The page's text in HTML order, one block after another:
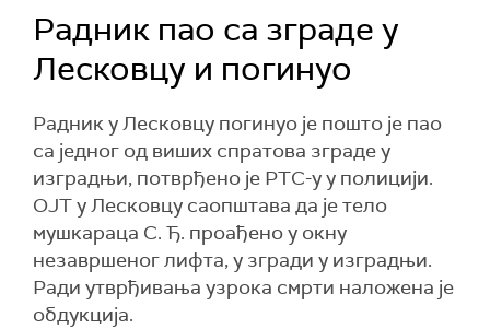
Радник пао са зграде у
Лесковцу и погинуо
Радник у Лесковцу погинуо је пошто је пао
са једног од виших спратова зграде у
изградњи, потврђено је РТС-у у полицији.
ОЈТ у Лесковцу саопштава да је тело
мушкараца С. Ђ. проађено у окну
незавршеног лифта, у згради у изградњи.
Ради утврђивања узрока смрти наложена је
обдукција.